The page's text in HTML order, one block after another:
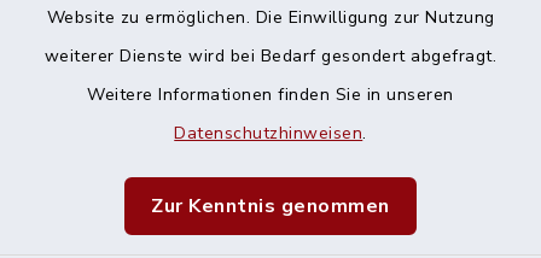
Website zu ermöglichen. Die Einwilligung zur Nutzung
weiterer Dienste wird bei Bedarf gesondert abgefragt.
Weitere Informationen finden Sie in unseren
Datenschutzhinweisen.
Zur Kenntnis genommen
Impressum
Sitemap
Cookie-Einstellungen